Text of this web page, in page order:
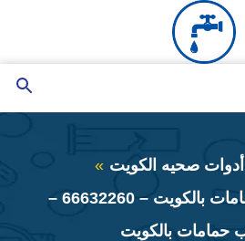
أدوات صحيه الكويت
تركيب اطقم الحمامات بالكويت – 66632260 –
حمامات بالكويت